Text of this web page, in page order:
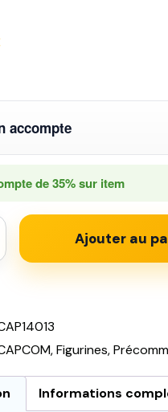
accompte
de35%sur item
Ajouter au
,Figurines,
Informations